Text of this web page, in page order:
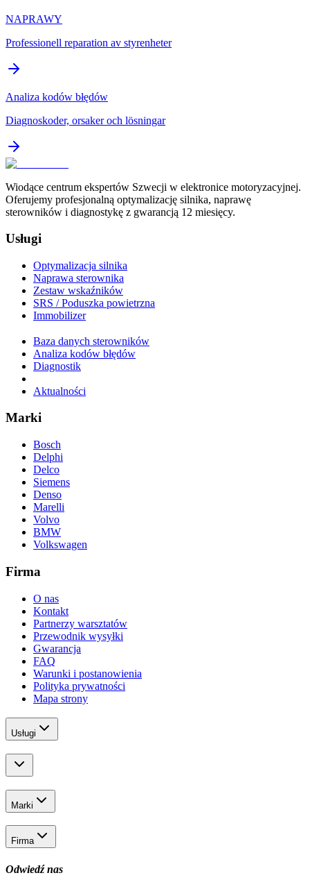
NAPRAWY
Professionell reparation av styrenheter
Analiza kodów błędów
Diagnoskoder, orsaker och lösningar
Wiodące centrum ekspertów Szwecji w elektronice motoryzacyjnej.
Oferujemy profesjonalną optymalizację silnika, naprawę
sterowników i diagnostykę z gwarancją 12 miesięcy.
Usługi
Optymalizacja silnika
Naprawa sterownika
Zestaw wskaźników
SRS / Poduszka powietrzna
Immobilizer
Baza danych sterowników
Analiza kodów błędów
Diagnostik
Aktualności
Marki
Bosch
Delphi
Delco
Siemens
Denso
Marelli
Volvo
BMW
Volkswagen
Firma
O nas
Kontakt
Partnerzy warsztatów
Przewodnik wysyłki
Gwarancja
FAQ
Warunki i postanowienia
Polityka prywatności
Mapa strony
Usługi
Marki
Firma
Odwiedź nas